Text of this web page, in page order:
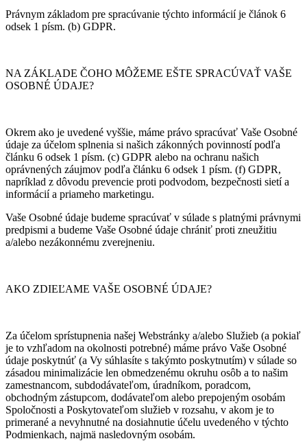
Právnym základom pre spracúvanie týchto informácií je článok 6
odsek 1 písm. (b) GDPR.
NA ZÁKLADE ČOHO MÔŽEME EŠTE SPRACÚVAŤ VAŠE
OSOBNÉ ÚDAJE?
Okrem ako je uvedené vyššie, máme právo spracúvať Vaše Osobné
údaje za účelom splnenia si našich zákonných povinností podľa
článku 6 odsek 1 písm. (c) GDPR alebo na ochranu našich
oprávnených záujmov podľa článku 6 odsek 1 písm. (f) GDPR,
napríklad z dôvodu prevencie proti podvodom, bezpečnosti sietí a
informácií a priameho marketingu.
Vaše Osobné údaje budeme spracúvať v súlade s platnými právnymi
predpismi a budeme Vaše Osobné údaje chrániť proti zneužitiu
a/alebo nezákonnému zverejneniu.
AKO ZDIEĽAME VAŠE OSOBNÉ ÚDAJE?
Za účelom sprístupnenia našej Webstránky a/alebo Služieb (a pokiaľ
je to vzhľadom na okolnosti potrebné) máme právo Vaše Osobné
údaje poskytnúť (a Vy súhlasíte s takýmto poskytnutím) v súlade so
zásadou minimalizácie len obmedzenému okruhu osôb a to našim
zamestnancom, subdodávateľom, úradníkom, poradcom,
obchodným zástupcom, dodávateľom alebo prepojeným osobám
Spoločnosti a Poskytovateľom služieb v rozsahu, v akom je to
primerané a nevyhnutné na dosiahnutie účelu uvedeného v týchto
Podmienkach, najmä nasledovným osobám.